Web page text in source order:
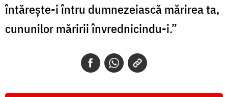
întărește-i întru dumnezeiască mărirea ta,
cununilor măririi învrednicindu-i.”